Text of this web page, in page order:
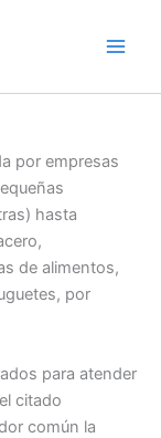
por empresas
hasta
de alimentos,
por
para atender
citado
común la